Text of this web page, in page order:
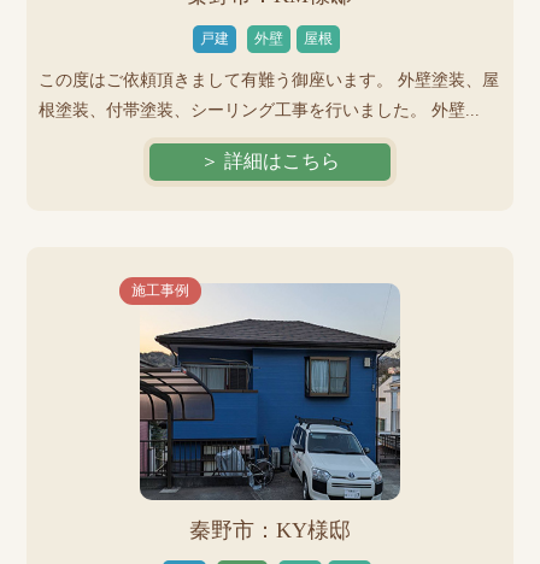
戸建 外壁 屋根
この度はご依頼頂きまして有難う御座います。 外壁塗装、屋
根塗装、付帯塗装、シーリング工事を行いました。 外壁...
＞ 詳細はこちら
施工事例
秦野市：KY様邸